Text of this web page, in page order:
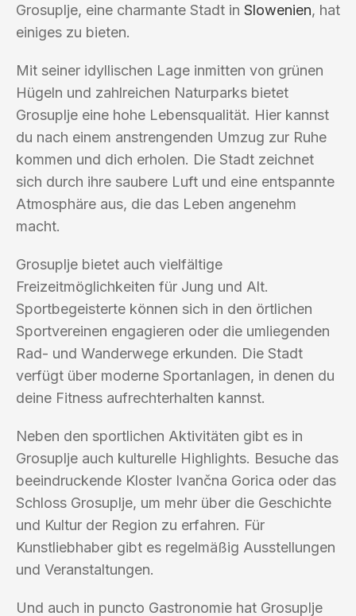
Grosuplje, eine charmante Stadt in Slowenien, hat
einiges zu bieten.
Mit seiner idyllischen Lage inmitten von grünen
Hügeln und zahlreichen Naturparks bietet
Grosuplje eine hohe Lebensqualität. Hier kannst
du nach einem anstrengenden Umzug zur Ruhe
kommen und dich erholen. Die Stadt zeichnet
sich durch ihre saubere Luft und eine entspannte
Atmosphäre aus, die das Leben angenehm
macht.
Grosuplje bietet auch vielfältige
Freizeitmöglichkeiten für Jung und Alt.
Sportbegeisterte können sich in den örtlichen
Sportvereinen engagieren oder die umliegenden
Rad- und Wanderwege erkunden. Die Stadt
verfügt über moderne Sportanlagen, in denen du
deine Fitness aufrechterhalten kannst.
Neben den sportlichen Aktivitäten gibt es in
Grosuplje auch kulturelle Highlights. Besuche das
beeindruckende Kloster Ivančna Gorica oder das
Schloss Grosuplje, um mehr über die Geschichte
und Kultur der Region zu erfahren. Für
Kunstliebhaber gibt es regelmäßig Ausstellungen
und Veranstaltungen.
Und auch in puncto Gastronomie hat Grosuplje